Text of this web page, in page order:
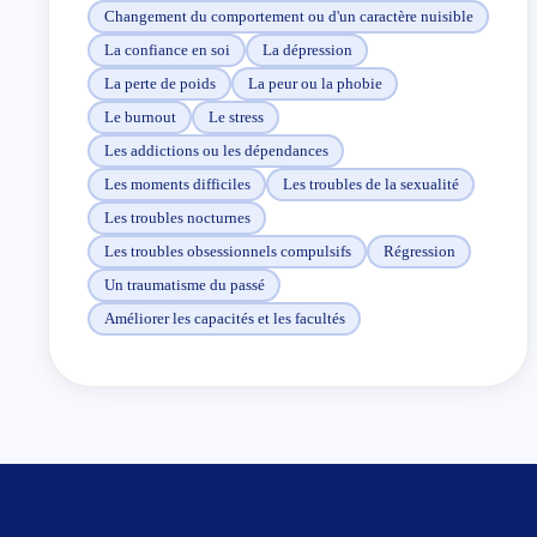
quand on le veut vraiment et quand on y met du
cœur, chacun doit être conscient de ses priorités.
Toute émotion doit être accueillie, écoutée afin de ne
pas perturber notre corps physique. Libérer vos
émotions…
Je vous accompagne dans le calme, le respect,
l’écoute et la bienveillance pour :
Addictions (tabac, alcool, …);
Alimentation (mincir, anorexie, boulimie, anneau
gastrique..);
Changement du comportement ou d'un caractère nuisible
La confiance en soi
La dépression
La perte de poids
La peur ou la phobie
Le burnout
Le stress
Les addictions ou les dépendances
Les moments difficiles
Les troubles de la sexualité
Les troubles nocturnes
Les troubles obsessionnels compulsifs
Régression
Un traumatisme du passé
Améliorer les capacités et les facultés